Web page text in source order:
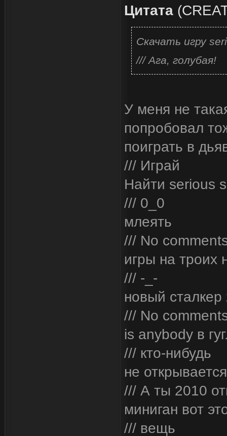
Цитата (
Скачать игру
/// Ага, голубая!
У меня не
попробовал
поиграть в
/// Играй
Найти serious
/// 0_0
млеять
/// No
игры на троих
/// -_-
новый сталкер
/// No
is anybody в
/// кто-нибудь
не
/// А ты 2010
миниган вот
/// вещь